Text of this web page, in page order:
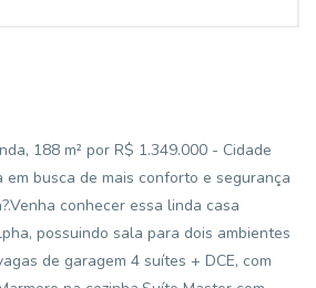
188 m² por R$ 1.349.000 - Cidade
em busca de mais conforto e segurança
conhecer essa linda casa
possuindo sala para dois ambientes
de garagem 4 suítes + DCE, com